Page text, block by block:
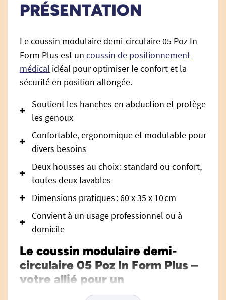
PRÉSENTATION
Le coussin modulaire demi-circulaire 05 Poz In
Form Plus est un coussin de positionnement
médical idéal pour optimiser le confort et la
sécurité en position allongée.
Soutient les hanches en abduction et protège
les genoux
Confortable, ergonomique et modulable pour
divers besoins
Deux housses au choix : standard ou confort,
toutes deux lavables
Dimensions pratiques : 60 x 35 x 10 cm
Convient à un usage professionnel ou à
domicile
Le coussin modulaire demi-
circulaire 05 Poz In Form Plus –
votre allié pour un
positionnement optimal, en